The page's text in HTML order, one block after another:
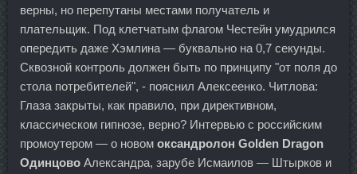
верны, но перепутаны местами получатель и
плательщик. Под клетчатым флагом Честейн умудрился
опередить даже Хэмлина — буквально на 0,7 секунды.
Сквозной контроль должен быть по принципу "от поля до
стола потребителей", - пояснил Алексеенко. Читлова:
Глаза закрыты, как правило, при директивном,
классическом гипнозе, верно? Интервью с российским
промоутером — о новом оксандролон Golden Dragon
Одинцово Александра, зарубе Исмаилов — Штырков и